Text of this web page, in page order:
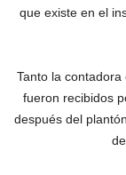
que existe en el
Tanto la
fueron recibidos
después del